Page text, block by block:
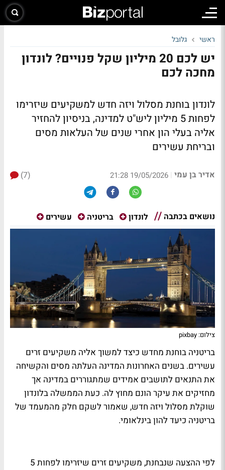
ראשי גלובל
יש לכם 20 מיליון שקל פנויים? לונדון
מחכה לכם
לונדון בוחנת מסלול ויזה חדש למשקיעים שיזרימו
לפחות 5 מיליון ליש"ט למדינה, בניסיון להחזיר
אליה בעלי הון אחרי שנים של העלאות מסים
ובריחת עשירים
אדיר בן עמי |
19/05/2026 21:28
(7)
נושאים בכתבה לונדון בריטניה עשירים
צילום: pixbay
בריטניה בוחנת מחדש כיצד למשוך אליה משקיעים זרים
עשירים. בשנים האחרונות המדינה העלתה מסים והקשיחה
את התנאים לתושבים אמידים שמתגוררים במדינה אך
מחזיקים את עיקר הונם מחוץ לה. כעת הממשלה בלונדון
שוקלת מסלול ויזה חדש, שאמור לשקם חלק מהמעמד של
בריטניה כיעד להון בינלאומי.
לפי ההצעה שנבחנת, משקיעים זרים שיזרימו לפחות 5